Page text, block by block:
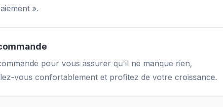
».
pour vous assurer qu'il ne manque rien,
vous confortablement et profitez de votre croissance.